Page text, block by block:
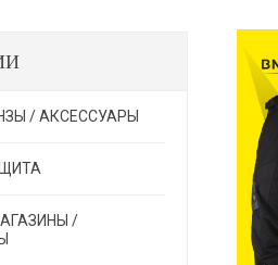
/ АКСЕССУАРЫ
/